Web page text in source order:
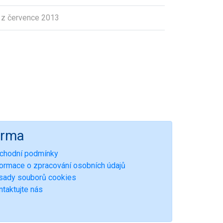
července 2013
podmínky
o zpracování osobních údajů
souborů cookies
nás